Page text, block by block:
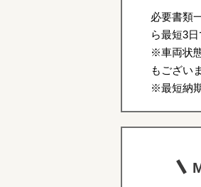
必要書類
ら最短3
※車両状
もござい
※最短納